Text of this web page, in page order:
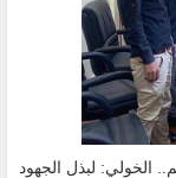
الخولي: لبذل الجهود